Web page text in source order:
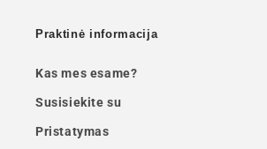
Praktinė informacija
Kas mes esame?
Susisiekite su
Pristatymas